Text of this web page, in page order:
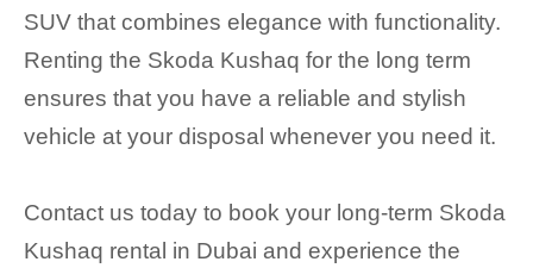
SUV that combines elegance with functionality.
Renting the Skoda Kushaq for the long term
ensures that you have a reliable and stylish
vehicle at your disposal whenever you need it.
Contact us today to book your long-term Skoda
Kushaq rental in Dubai and experience the